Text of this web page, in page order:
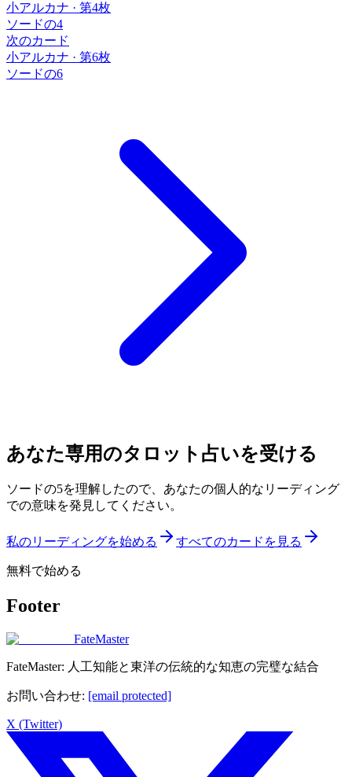
小アルカナ · 第4枚
ソードの4
次のカード
小アルカナ · 第6枚
ソードの6
あなた専用のタロット占いを受ける
ソードの5を理解したので、あなたの個人的なリーディング
での意味を発見してください。
私のリーディングを始める すべてのカードを見る
無料で始める
Footer
FateMaster
FateMaster: 人工知能と東洋の伝統的な知恵の完璧な結合
お問い合わせ: [email protected]
X (Twitter)